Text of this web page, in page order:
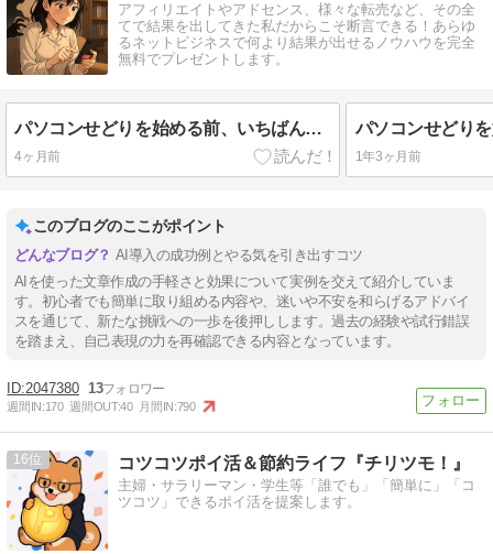
アフィリエイトやアドセンス、様々な転売など、その全
てで結果を出してきた私だからこそ断言できる！あらゆ
るネットビジネスで何より結果が出せるノウハウを完全
無料でプレゼントします。
パソコンせどりを始める前、いちばん怖かったこと
4ヶ月前 1年3ヶ月前
このブログのここがポイント
AI導入の成功例とやる気を引き出すコツ
AIを使った文章作成の手軽さと効果について実例を交えて紹介していま
す。初心者でも簡単に取り組める内容や、迷いや不安を和らげるアドバイ
スを通じて、新たな挑戦への一歩を後押しします。過去の経験や試行錯誤
を踏まえ、自己表現の力を再確認できる内容となっています。
2047380 13
週間IN:170 週間OUT:40 月間IN:790
16 コツコツポイ活＆節約ライフ『チリツモ！』
主婦・サラリーマン・学生等「誰でも」「簡単に」「コ
ツコツ」できるポイ活を提案します。